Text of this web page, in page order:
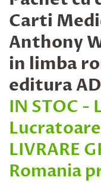
Carti
Anthony
in limba
editura
IN STOC -
Lucratoare
LIVRARE
Romania